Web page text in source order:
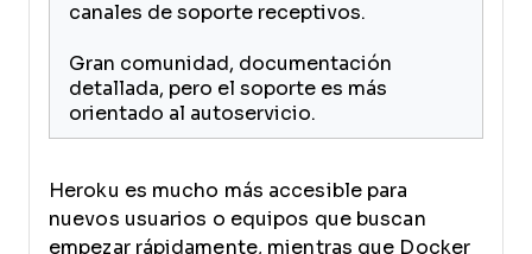
canales de soporte receptivos.
Gran comunidad, documentación
detallada, pero el soporte es más
orientado al autoservicio.
Heroku es mucho más accesible para
nuevos usuarios o equipos que buscan
empezar rápidamente, mientras que Docker